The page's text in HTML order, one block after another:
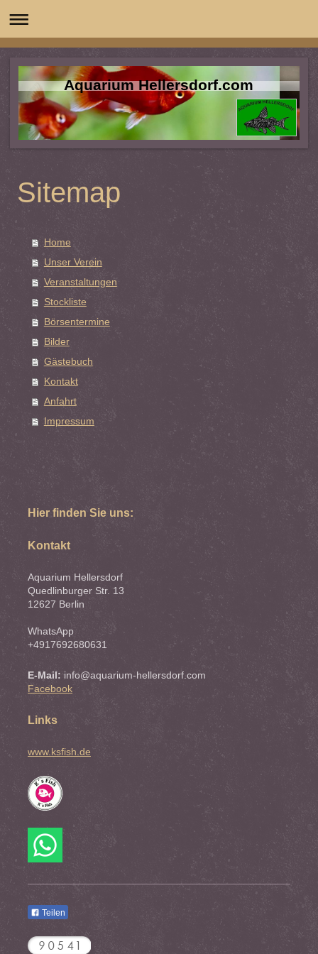
Aquarium Hellersdorf.com
Sitemap
Home
Unser Verein
Veranstaltungen
Stockliste
Börsentermine
Bilder
Gästebuch
Kontakt
Anfahrt
Impressum
Hier finden Sie uns:
Kontakt
Aquarium Hellersdorf
Quedlinburger Str. 13
12627 Berlin
WhatsApp
+4917692680631
E-Mail: info@aquarium-hellersdorf.com
Facebook
Links
www.ksfish.de
Teilen